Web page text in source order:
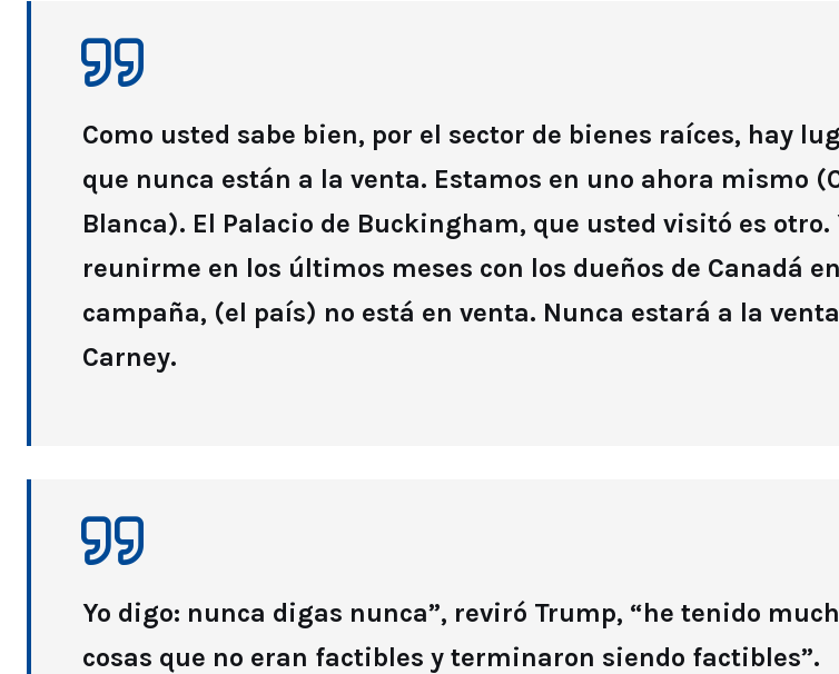
Como usted sabe bien, por el sector de bienes raíces, hay
que nunca están a la venta. Estamos en uno ahora mismo
Blanca). El Palacio de Buckingham, que usted visitó es otro.
reunirme en los últimos meses con los dueños de Canadá
campaña, (el país) no está en venta. Nunca estará a la
Carney.
Yo digo: nunca digas nunca”, reviró Trump, “he tenido
cosas que no eran factibles y terminaron siendo factibles”.